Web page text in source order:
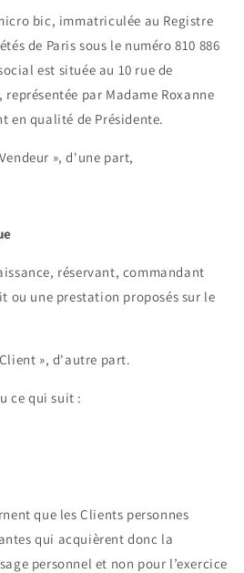
bic, immatriculée au Registre
de Paris sous le numéro 810 886
est située au 10 rue de
représentée par Madame Roxanne
en qualité de Présidente.
», d'une part,
réservant, commandant
ou une prestation proposés sur le
», d'autre part.
ce qui suit :
que les Clients personnes
qui acquièrent donc la
personnel et non pour l’exercice